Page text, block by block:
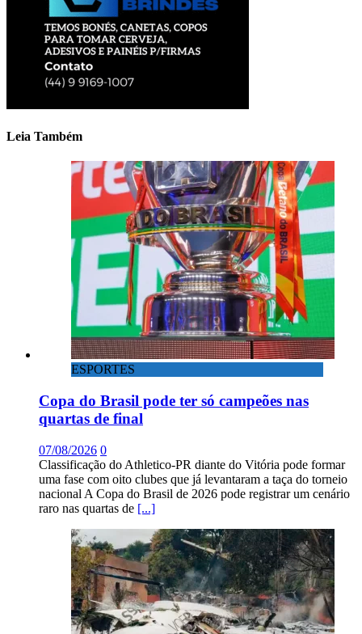
Leia Também
ESPORTES
Copa do Brasil pode ter só campeões nas
quartas de final
07/08/2026 0
Classificação do Athletico-PR diante do Vitória pode formar
uma fase com oito clubes que já levantaram a taça do torneio
nacional A Copa do Brasil de 2026 pode registrar um cenário
raro nas quartas de [...]